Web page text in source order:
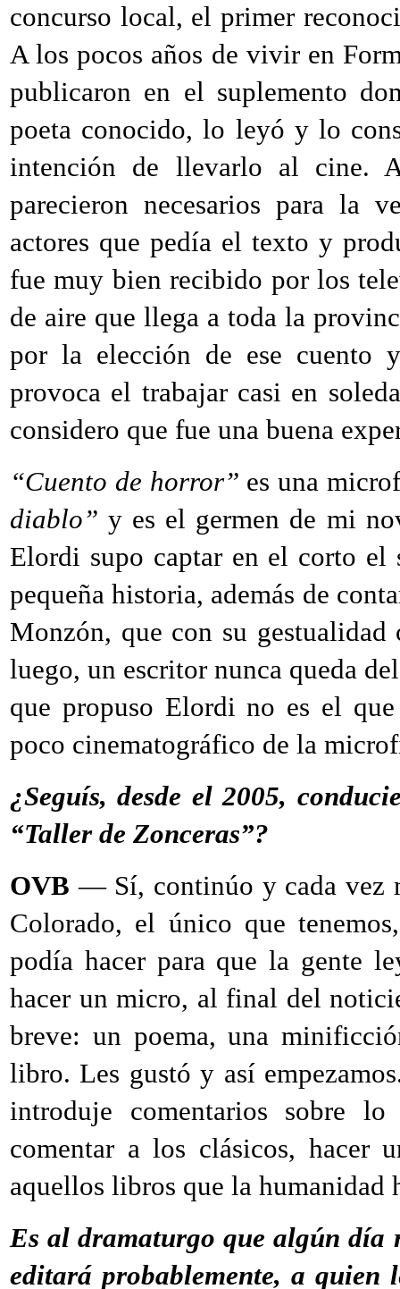
concurso local, el primer
A los pocos años de vivir en
publicaron en el suplemento
poeta conocido, lo leyó y lo
intención de llevarlo al cine.
parecieron necesarios para la
actores que pedía el texto y
fue muy bien recibido por los
de aire que llega a toda la
por la elección de ese cuento
provoca el trabajar casi en
considero que fue una buena
“Cuento de horror” es una
diablo” y es el germen de mi
Elordi supo captar en el corto el
pequeña historia, además de
Monzón, que con su
luego, un escritor nunca queda
que propuso Elordi no es el
poco cinematográfico de la
¿Seguís, desde el 2005,
“Taller de Zonceras”?
OVB — Sí, continúo y cada vez
Colorado, el único que
podía hacer para que la gente
hacer un micro, al final del
breve: un poema, una
libro. Les gustó y así
introduje comentarios sobre
comentar a los clásicos, hacer
aquellos libros que la
Es al dramaturgo que algún día
editará probablemente, a quien